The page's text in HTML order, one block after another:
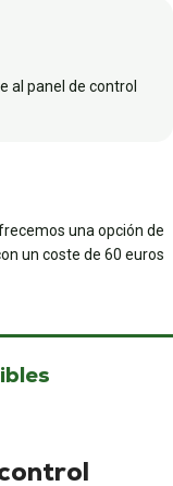
al panel de control
una opción de
un coste de 60 euros